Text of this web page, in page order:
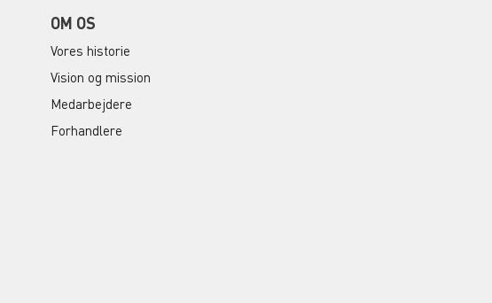
OM OS
Vores historie
Vision og mission
Medarbejdere
Forhandlere